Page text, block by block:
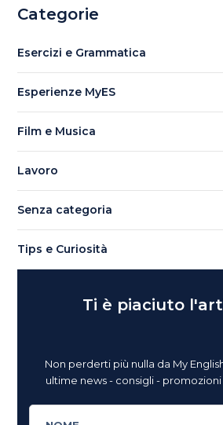
Categorie
Esercizi e Grammatica
Esperienze MyES
Film e Musica
Lavoro
Senza categoria
Tips e Curiosità
Ti è piaciuto
Non perderti più nulla da My
ultime news - consigli - promozioni